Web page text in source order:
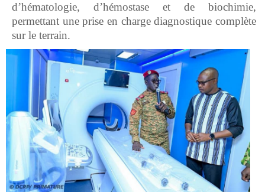
d’hématologie, d’hémostase et de biochimie,
permettant une prise en charge diagnostique complète
sur le terrain.